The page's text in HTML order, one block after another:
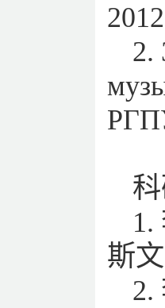
2.
1.
斯
2.